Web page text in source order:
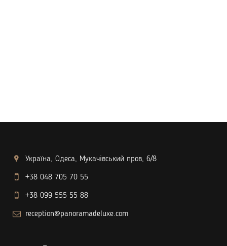
Україна, Одеса, Мукачівський пров, 6/8
+38 048 705 70 55
+38 099 555 55 88
reception@panoramadeluxe.com